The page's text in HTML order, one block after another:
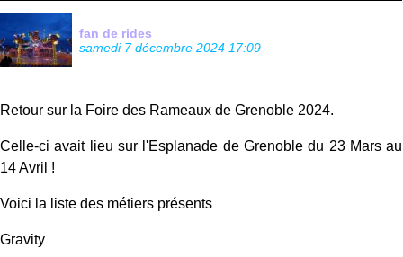
fan de rides
samedi 7 décembre 2024 17:09
Retour sur la Foire des Rameaux de Grenoble 2024.
Celle-ci avait lieu sur l'Esplanade de Grenoble du 23 Mars au
14 Avril !
Voici la liste des métiers présents
Gravity